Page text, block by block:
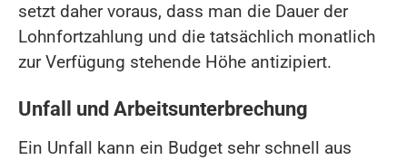
setzt daher voraus, dass man die Dauer der
Lohnfortzahlung und die tatsächlich monatlich
zur Verfügung stehende Höhe antizipiert.
Unfall und Arbeitsunterbrechung
Ein Unfall kann ein Budget sehr schnell aus